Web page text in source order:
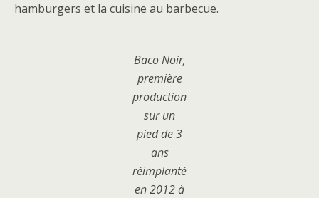
hamburgers et la cuisine au barbecue.
Baco Noir,
première
production
sur un
pied de 3
ans
réimplanté
en 2012 à